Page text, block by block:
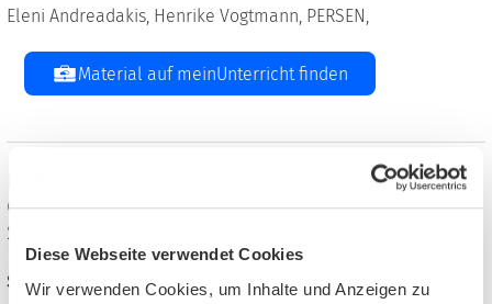
Diese Webseite verwendet Cookies
Wir verwenden Cookies, um Inhalte und Anzeigen zu
Eleni Andreadakis, Henrike Vogtmann, PERSEN,
Material auf meinUnterricht finden
Basale Aktionsgeschichte: Der Wellnesstag -
Geschichten zum Fühlen und Bewegen Sport,
SoPäd, Intensive Behinderung
Sport, 1. bis 9. Klasse